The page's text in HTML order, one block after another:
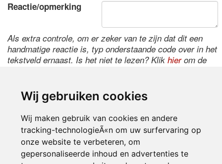
Wij gebruiken cookies
Wij maken gebruik van cookies en andere
tracking-technologieÃ«n om uw surfervaring op
onze website te verbeteren, om
gepersonaliseerde inhoud en advertenties te
Reactie/opmerking
Als extra controle, om er zeker van te zijn dat dit een
handmatige reactie is, typ onderstaande code over in het
tekstveld ernaast. Is het niet te lezen? Klik hierom de